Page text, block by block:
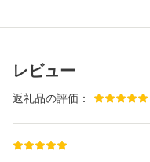
レビュー
返礼品の評価：